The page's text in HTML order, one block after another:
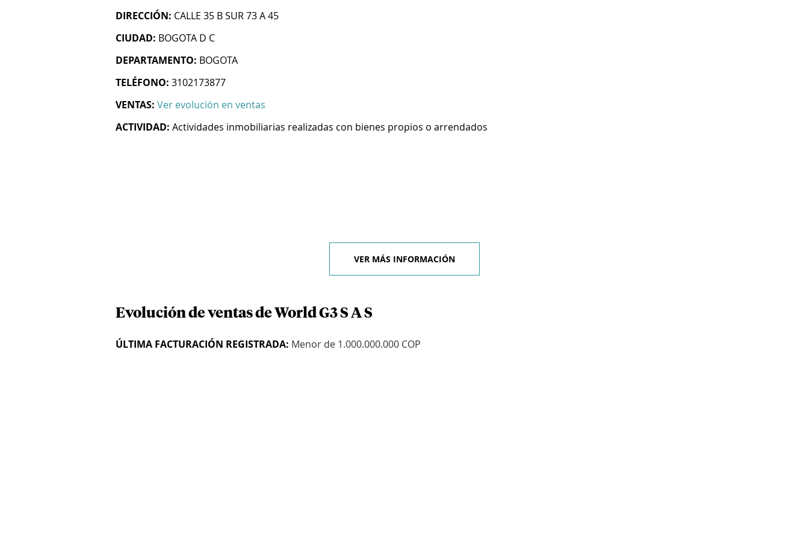
DIRECCIÓN: CALLE 35 B SUR 73 A 45
CIUDAD: BOGOTA D C
DEPARTAMENTO: BOGOTA
TELÉFONO: 3102173877
VENTAS: Ver evolución en ventas
ACTIVIDAD: Actividades inmobiliarias realizadas con bienes propios o arrendados
VER MÁS INFORMACIÓN
Evolución de ventas de World G3 S A S
ÚLTIMA FACTURACIÓN REGISTRADA: Menor de 1.000.000.000 COP